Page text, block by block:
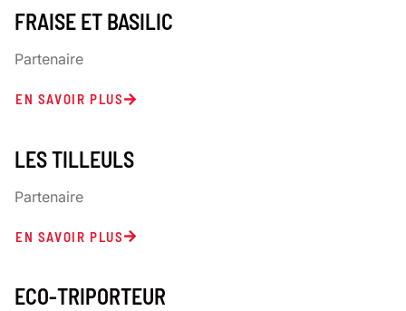
FRAISE ET BASILIC
Partenaire
EN SAVOIR PLUS
LES TILLEULS
Partenaire
EN SAVOIR PLUS
ECO-TRIPORTEUR